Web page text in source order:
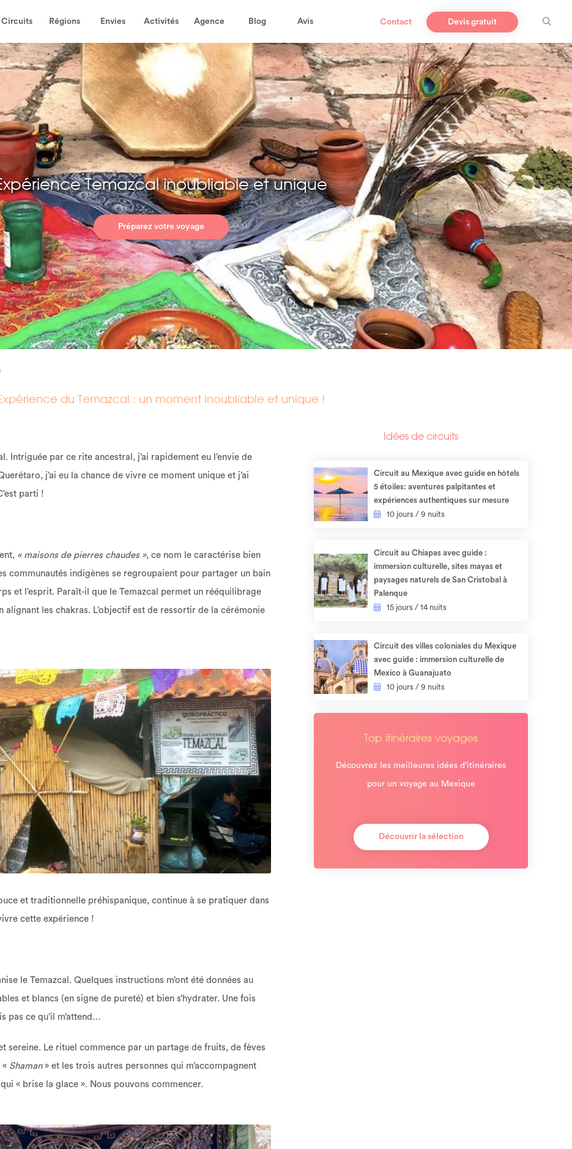
Circuits Régions Envies Activités Agence Blog Avis Contact Devis gratuit
Temazcal inoubliable et unique
Préparez votre voyage
du Temazcal : un moment inoubliable et unique !
Intriguée par ce rite ancestral, j’ai rapidement eu l’envie de
j’ai eu la chance de vivre ce moment unique et j’ai
parti !
« maisons de pierres chaudes », ce nom le caractérise bien
communautés indigènes se regroupaient pour partager un bain
et l’esprit. Paraît-il que le Temazcal permet un rééquilibrage
les chakras. L’objectif est de ressortir de la cérémonie
et traditionnelle préhispanique, continue à se pratiquer dans
cette expérience !
le Temazcal. Quelques instructions m’ont été données au
et blancs (en signe de pureté) et bien s’hydrater. Une fois
pas ce qu’il m’attend…
sereine. Le rituel commence par un partage de fruits, de fèves
« Shaman» et les trois autres personnes qui m’accompagnent
« brise la glace ». Nous pouvons commencer.
Idées de circuits
Circuit au Mexique avec guide en hôtels
5 étoiles: aventures palpitantes et
expériences authentiques sur mesure​
10 jours / 9 nuits
Circuit au Chiapas avec guide :
immersion culturelle, sites mayas et
paysages naturels de San Cristobal à
Palenque
15 jours / 14 nuits
Circuit des villes coloniales du Mexique
avec guide : immersion culturelle de
Mexico à Guanajuato
10 jours / 9 nuits
Top itinéraires voyages
Découvrez les meilleures idées d’itinéraires
pour un voyage au Mexique
Découvrir la sélection